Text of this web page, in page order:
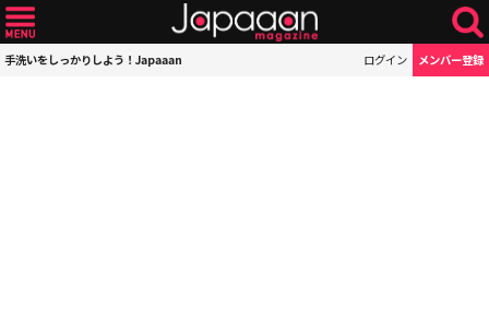
手洗いをしっかりしよう！Japaaan ログイン メンバー登録